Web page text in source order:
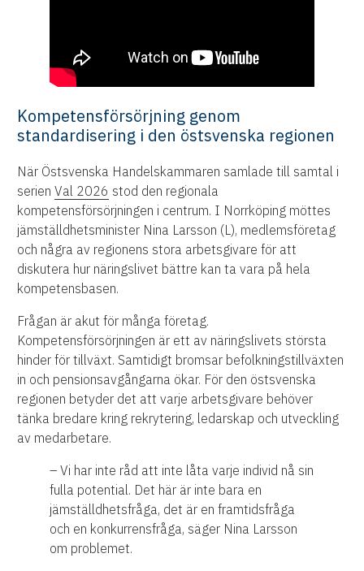
Kompetensförsörjning genom
standardisering i den östsvenska regionen
När Östsvenska Handelskammaren samlade till samtal i
serienVal 2026 stod den regionala
kompetensförsörjningen i centrum. I Norrköping möttes
jämställdhetsminister Nina Larsson (L), medlemsföretag
och några av regionens stora arbetsgivare för att
diskutera hur näringslivet bättre kan ta vara på hela
kompetensbasen.
Frågan är akut för många företag.
Kompetensförsörjningen är ett av näringslivets största
hinder för tillväxt. Samtidigt bromsar befolkningstillväxten
in och pensionsavgångarna ökar. För den östsvenska
regionen betyder det att varje arbetsgivare behöver
tänka bredare kring rekrytering, ledarskap och utveckling
av medarbetare.
– Vi har inte råd att inte låta varje individ nå sin
fulla potential. Det här är inte bara en
jämställdhetsfråga, det är en framtidsfråga
och en konkurrensfråga, säger Nina Larsson
om problemet.